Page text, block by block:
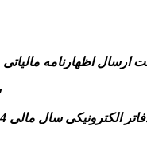
عملکرد 1404 صاحبان مشاغل و همچنین فرم مالیات مقطوع ماده ۱۰۰و پرداخت مالیات
پایان سال مالی تا قبل از انقضای مهلت تسلیم اظهارنامه مالیاتی موضوع مواد ۱۰۰ و ۱۱۰ قانون)